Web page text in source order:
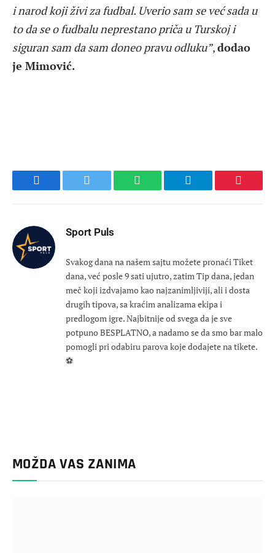
i narod koji živi za fudbal. Uverio sam se već sada u
to da se o fudbalu neprestano priča u Turskoj i
siguran sam da sam doneo pravu odluku”,dodao
je Mimović.
Facebook Twitter WhatsApp Telegram
Sport Puls
Svakog dana na našem sajtu možete pronaći Tiket
dana, već posle 9 sati ujutro, zatim Tip dana, jedan
meč koji izdvajamo kao najzanimljiviji, ali i dosta
drugih tipova, sa kraćim analizama ekipa i
predlogom igre. Najbitnije od svega da je sve
potpuno BESPLATNO, a nadamo se da smo bar malo
pomogli pri odabiru parova koje dodajete na tikete.
⚽
MOŽDA VAS ZANIMA